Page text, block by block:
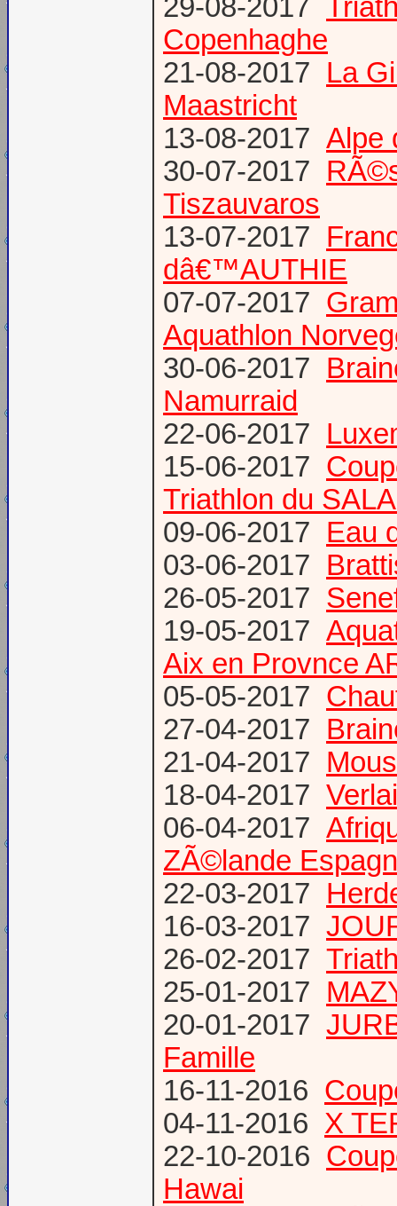
29-08-2017
Copenhaghe
21-08-2017 La
Maastricht
13-08-2017 Alpe
30-07-2017
Tiszauvaros
13-07-2017
dâ€™AUTHIE
07-07-2017
Aquathlon
30-06-2017
Namurraid
22-06-2017
15-06-2017
Triathlon du
09-06-2017 Eau
03-06-2017
26-05-2017
19-05-2017
Aix en Provnce
05-05-2017
27-04-2017
21-04-2017
18-04-2017
06-04-2017
ZÃ©lande
22-03-2017
16-03-2017
26-02-2017
25-01-2017
20-01-2017
Famille
16-11-2016
04-11-2016 X
22-10-2016
Hawai